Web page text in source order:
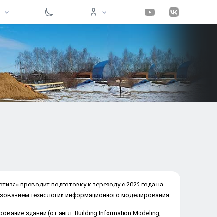
Вход на сайт
проводит подготовку к переходу с 2022 года на
технологий информационного моделирования.
зданий (от англ. Building Information Modeling,